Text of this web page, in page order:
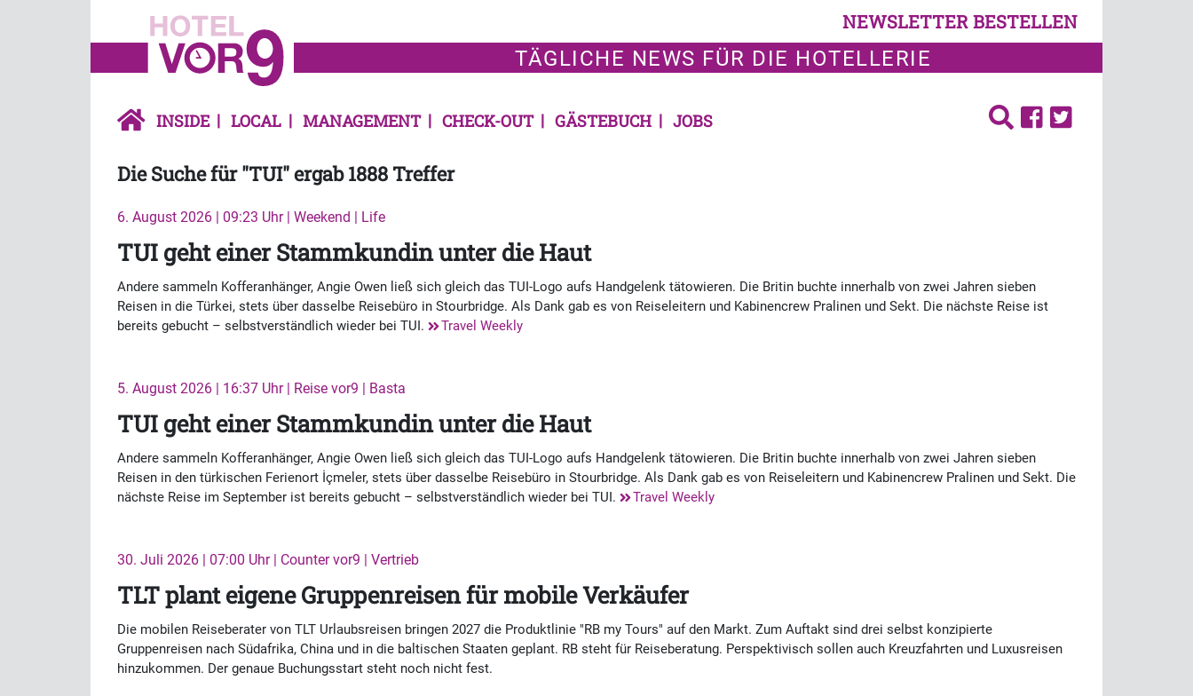
NEWSLETTER BESTELLEN
TÄGLICHE NEWS FÜR DIE HOTELLERIE
INSIDE LOCAL MANAGEMENT CHECK-OUT GÄSTEBUCH JOBS
Die Suche für "TUI" ergab 1888 Treffer
6. August 2026 | 09:23 Uhr | Weekend | Life
TUI geht einer Stammkundin unter die Haut
Andere sammeln Kofferanhänger, Angie Owen ließ sich gleich das TUI-Logo aufs Handgelenk tätowieren. Die Britin buchte innerhalb von zwei Jahren sieben
Reisen in die Türkei, stets über dasselbe Reisebüro in Stourbridge. Als Dank gab es von Reiseleitern und Kabinencrew Pralinen und Sekt. Die nächste Reise ist
bereits gebucht – selbstverständlich wieder bei TUI.
Travel Weekly
5. August 2026 | 16:37 Uhr | Reise vor9 | Basta
TUI geht einer Stammkundin unter die Haut
Andere sammeln Kofferanhänger, Angie Owen ließ sich gleich das TUI-Logo aufs Handgelenk tätowieren. Die Britin buchte innerhalb von zwei Jahren sieben
Reisen in den türkischen Ferienort İçmeler, stets über dasselbe Reisebüro in Stourbridge. Als Dank gab es von Reiseleitern und Kabinencrew Pralinen und Sekt. Die
nächste Reise im September ist bereits gebucht – selbstverständlich wieder bei TUI.
Travel Weekly
30. Juli 2026 | 07:00 Uhr | Counter vor9 | Vertrieb
TLT plant eigene Gruppenreisen für mobile Verkäufer
Die mobilen Reiseberater von TLT Urlaubsreisen bringen 2027 die Produktlinie "RB my Tours" auf den Markt. Zum Auftakt sind drei selbst konzipierte
Gruppenreisen nach Südafrika, China und in die baltischen Staaten geplant. RB steht für Reiseberatung. Perspektivisch sollen auch Kreuzfahrten und Luxusreisen
hinzukommen. Der genaue Buchungsstart steht noch nicht fest.